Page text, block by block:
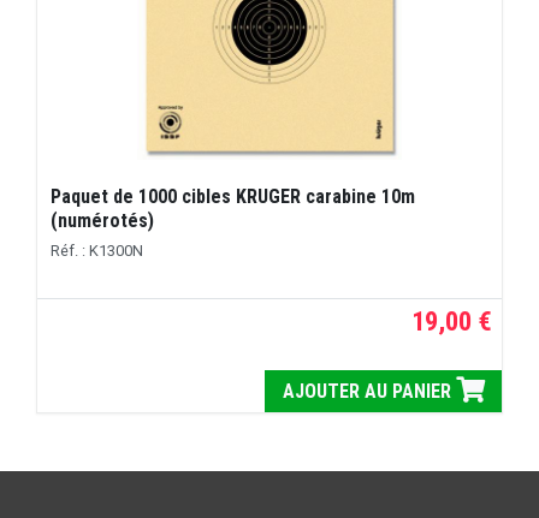
Paquet de 1000 cibles KRUGER carabine 10m
(numérotés)
Réf. : K1300N
19,00 €
AJOUTER AU PANIER